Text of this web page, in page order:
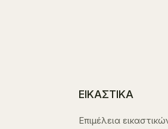
ΕΙΚΑΣΤΙΚΑ
Επιμέλεια